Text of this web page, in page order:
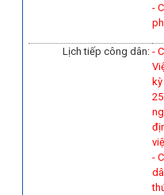
-
Lịch tiếp công dân: -
-